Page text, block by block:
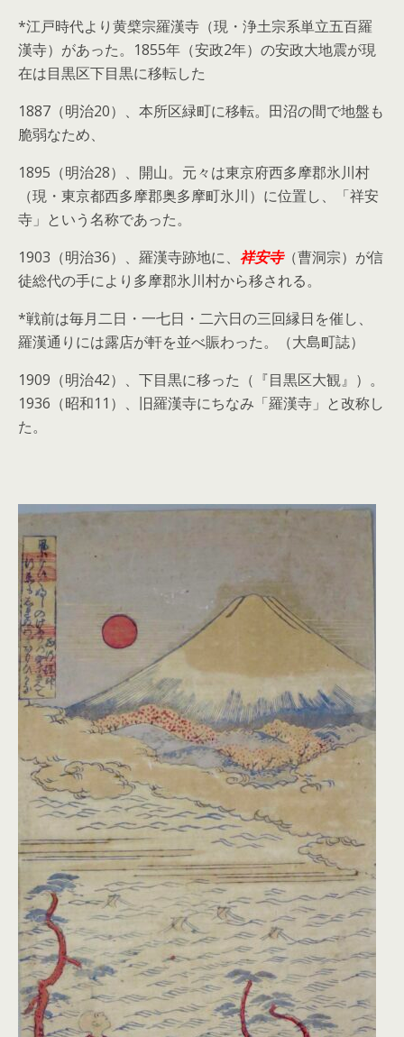
*江戸時代より黄檗宗羅漢寺（現・浄土宗系単立五百羅
漢寺）があった。1855年（安政2年）の安政大地震が現
在は目黒区下目黒に移転した
1887（明治20）、本所区緑町に移転。田沼の間で地盤も
脆弱なため、
1895（明治28）、開山。元々は東京府西多摩郡氷川村
（現・東京都西多摩郡奥多摩町氷川）に位置し、「祥安
寺」という名称であった。
1903（明治36）、羅漢寺跡地に、 祥安寺（曹洞宗）が信
徒総代の手により多摩郡氷川村から移される。
*戦前は毎月二日・一七日・二六日の三回縁日を催し、
羅漢通りには露店が軒を並べ賑わった。（大島町誌）
1909（明治42）、下目黒に移った（『目黒区大観』）。
1936（昭和11）、旧羅漢寺にちなみ「羅漢寺」と改称し
た。